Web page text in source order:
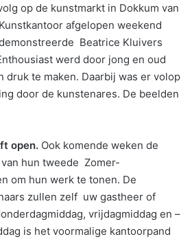
op de kunstmarkt in Dokkum van
afgelopen weekend
Beatrice Kluivers
werd door jong en oud
druk te maken. Daarbij was er volop
door de kunstenares. De beelden
open. Ook komende weken de
hun tweede Zomer-
om hun werk te tonen. De
zullen zelf uw gastheer of
vrijdagmiddag en –
is het voormalige kantoorpand